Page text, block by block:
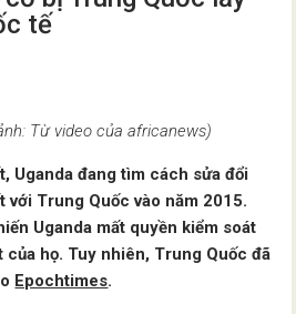
tế
Từ video của africanews)
Uganda đang tìm cách sửa đổi
với Trung Quốc vào năm 2015.
Uganda mất quyền kiểm soát
của họ. Tuy nhiên, Trung Quốc đã
Epochtimes.